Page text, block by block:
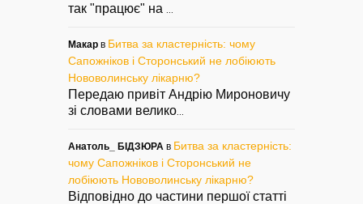
так "працює" на
Макар в Битва за кластерність: чому
Сапожніков і Сторонський не лобіюють
Нововолинську лікарню?
Передаю привіт Андрію Мироновичу
зі словами велико
Анатоль_ БІДЗЮРА в Битва за кластерність:
чому Сапожніков і Сторонський не
лобіюють Нововолинську лікарню?
Відповідно до частини першої статті